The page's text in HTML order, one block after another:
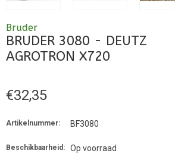
Bruder
BRUDER 3080 - DEUTZ
AGROTRON X720
€32,35
Artikelnummer: BF3080
Beschikbaarheid: Op voorraad